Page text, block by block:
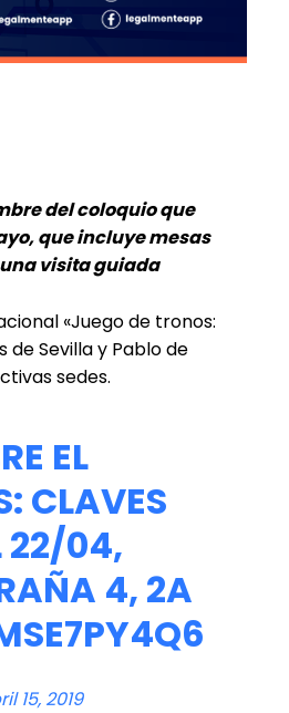
del coloquio que
que incluye mesas
visita guiada
«Juego de tronos:
de Sevilla y Pablo de
sedes.
EL
CLAVES
22/04,
4, 2A
15, 2019